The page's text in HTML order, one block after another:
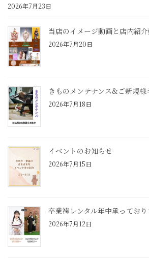
2026年7月23日
当店のイメージ動画と店内紹
2026年7月20日
きものメンテナンス&ご新規様
2026年7月18日
イベントのお知らせ
2026年7月15日
卒業袴レンタル年中承ってお
2026年7月12日